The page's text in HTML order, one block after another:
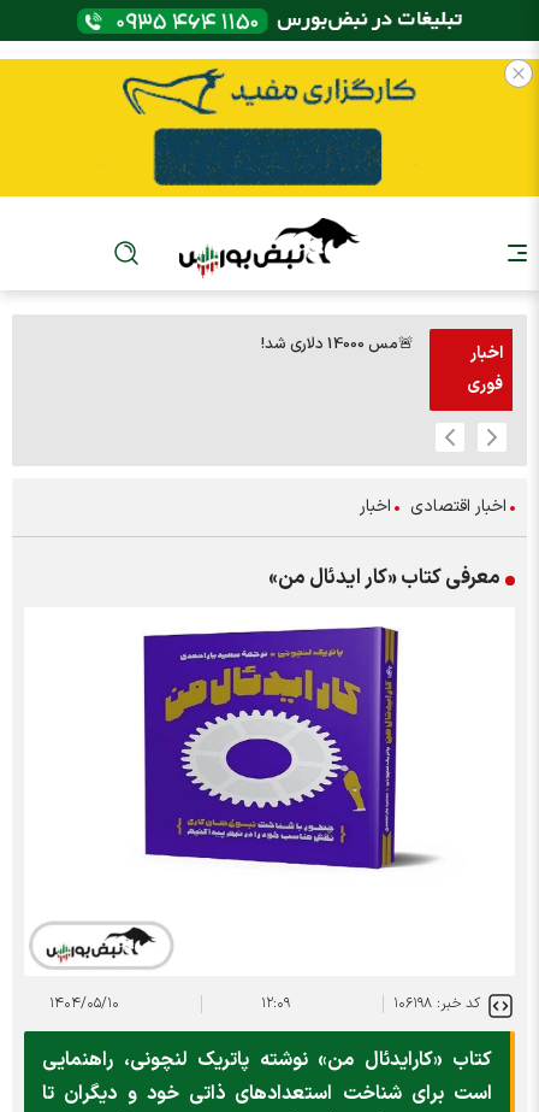
اخبار
فوری
🚨مس 14000 دلاری شد!
اخبار اقتصادی اخبار
معرفی کتاب «کار ایدئال من»
کد خبر: ۱۰۶۱۹۸ ۱۲:۰۹ ۱۴۰۴/۰۵/۱۰
کتاب «کارایدئال من» نوشته پاتریک لنچونی، راهنمایی
است برای شناخت استعدادهای ذاتی خود و دیگران تا